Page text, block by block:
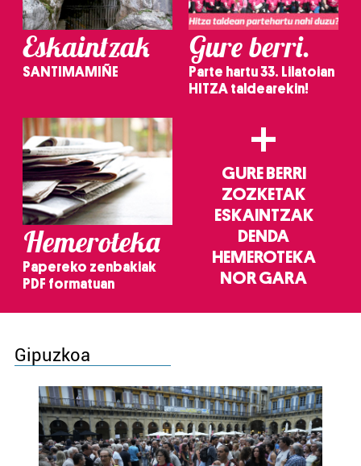
Eskaintzak
SANTIMAMIÑE
Gure berri.
Parte hartu 33. Lilatoian
HITZA taldearekin!
Hemeroteka
Papereko zenbakiak
PDF formatuan
+
GURE BERRI
ZOZKETAK
ESKAINTZAK
DENDA
HEMEROTEKA
NOR GARA
Gipuzkoa